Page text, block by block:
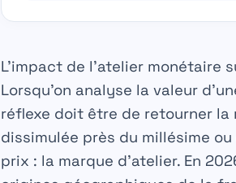
L’impact de l’atelier monétaire
Lorsqu’on analyse la valeur
réflexe doit être de retourner la
dissimulée près du millésime
prix : la marque d’atelier. En